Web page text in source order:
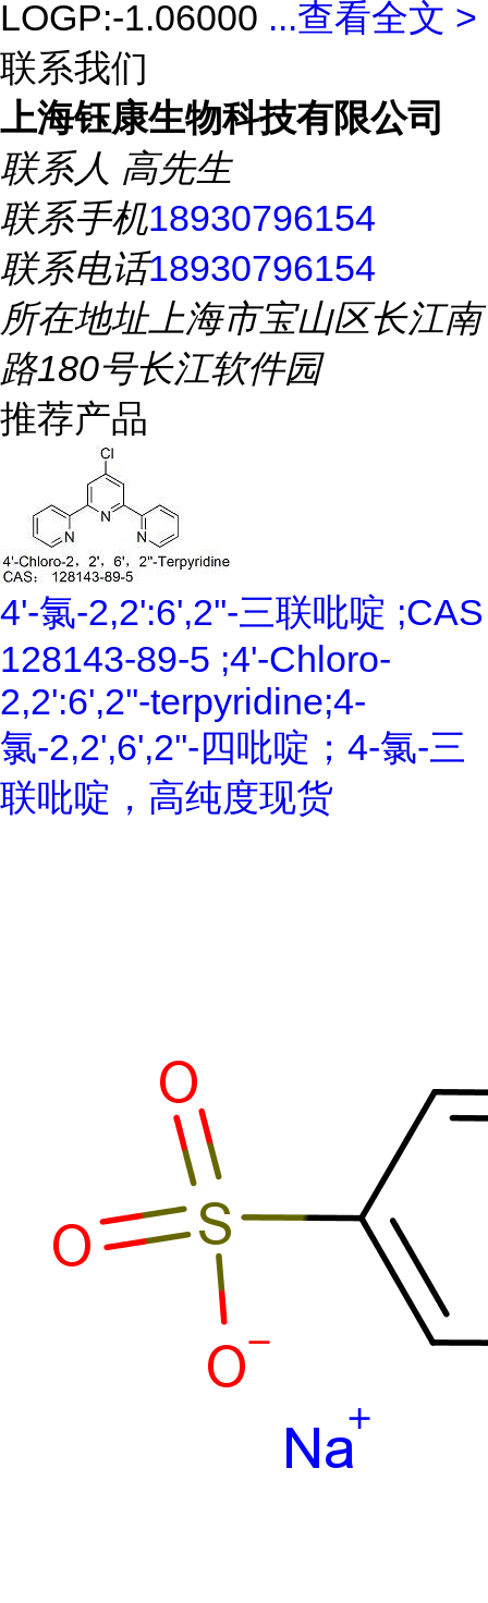
LOGP:-1.06000 ...查看全文 >
联系我们
上海钰康生物科技有限公司
联系人 高先生
联系手机18930796154
联系电话18930796154
所在地址上海市宝山区长江南
路180号长江软件园
推荐产品
4'-氯-2,2':6',2''-三联吡啶 ;CAS
128143-89-5 ;4'-Chloro-
2,2':6',2''-terpyridine;4-
氯-2,2',6',2''-四吡啶；4-氯-三
联吡啶，高纯度现货